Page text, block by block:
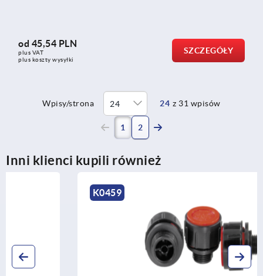
od 45,54 PLN
plus VAT
plus koszty wysyłki
SZCZEGÓŁY
Wpisy/strona 24 z 31 wpisów
1 (current)
2
Inni klienci kupili również